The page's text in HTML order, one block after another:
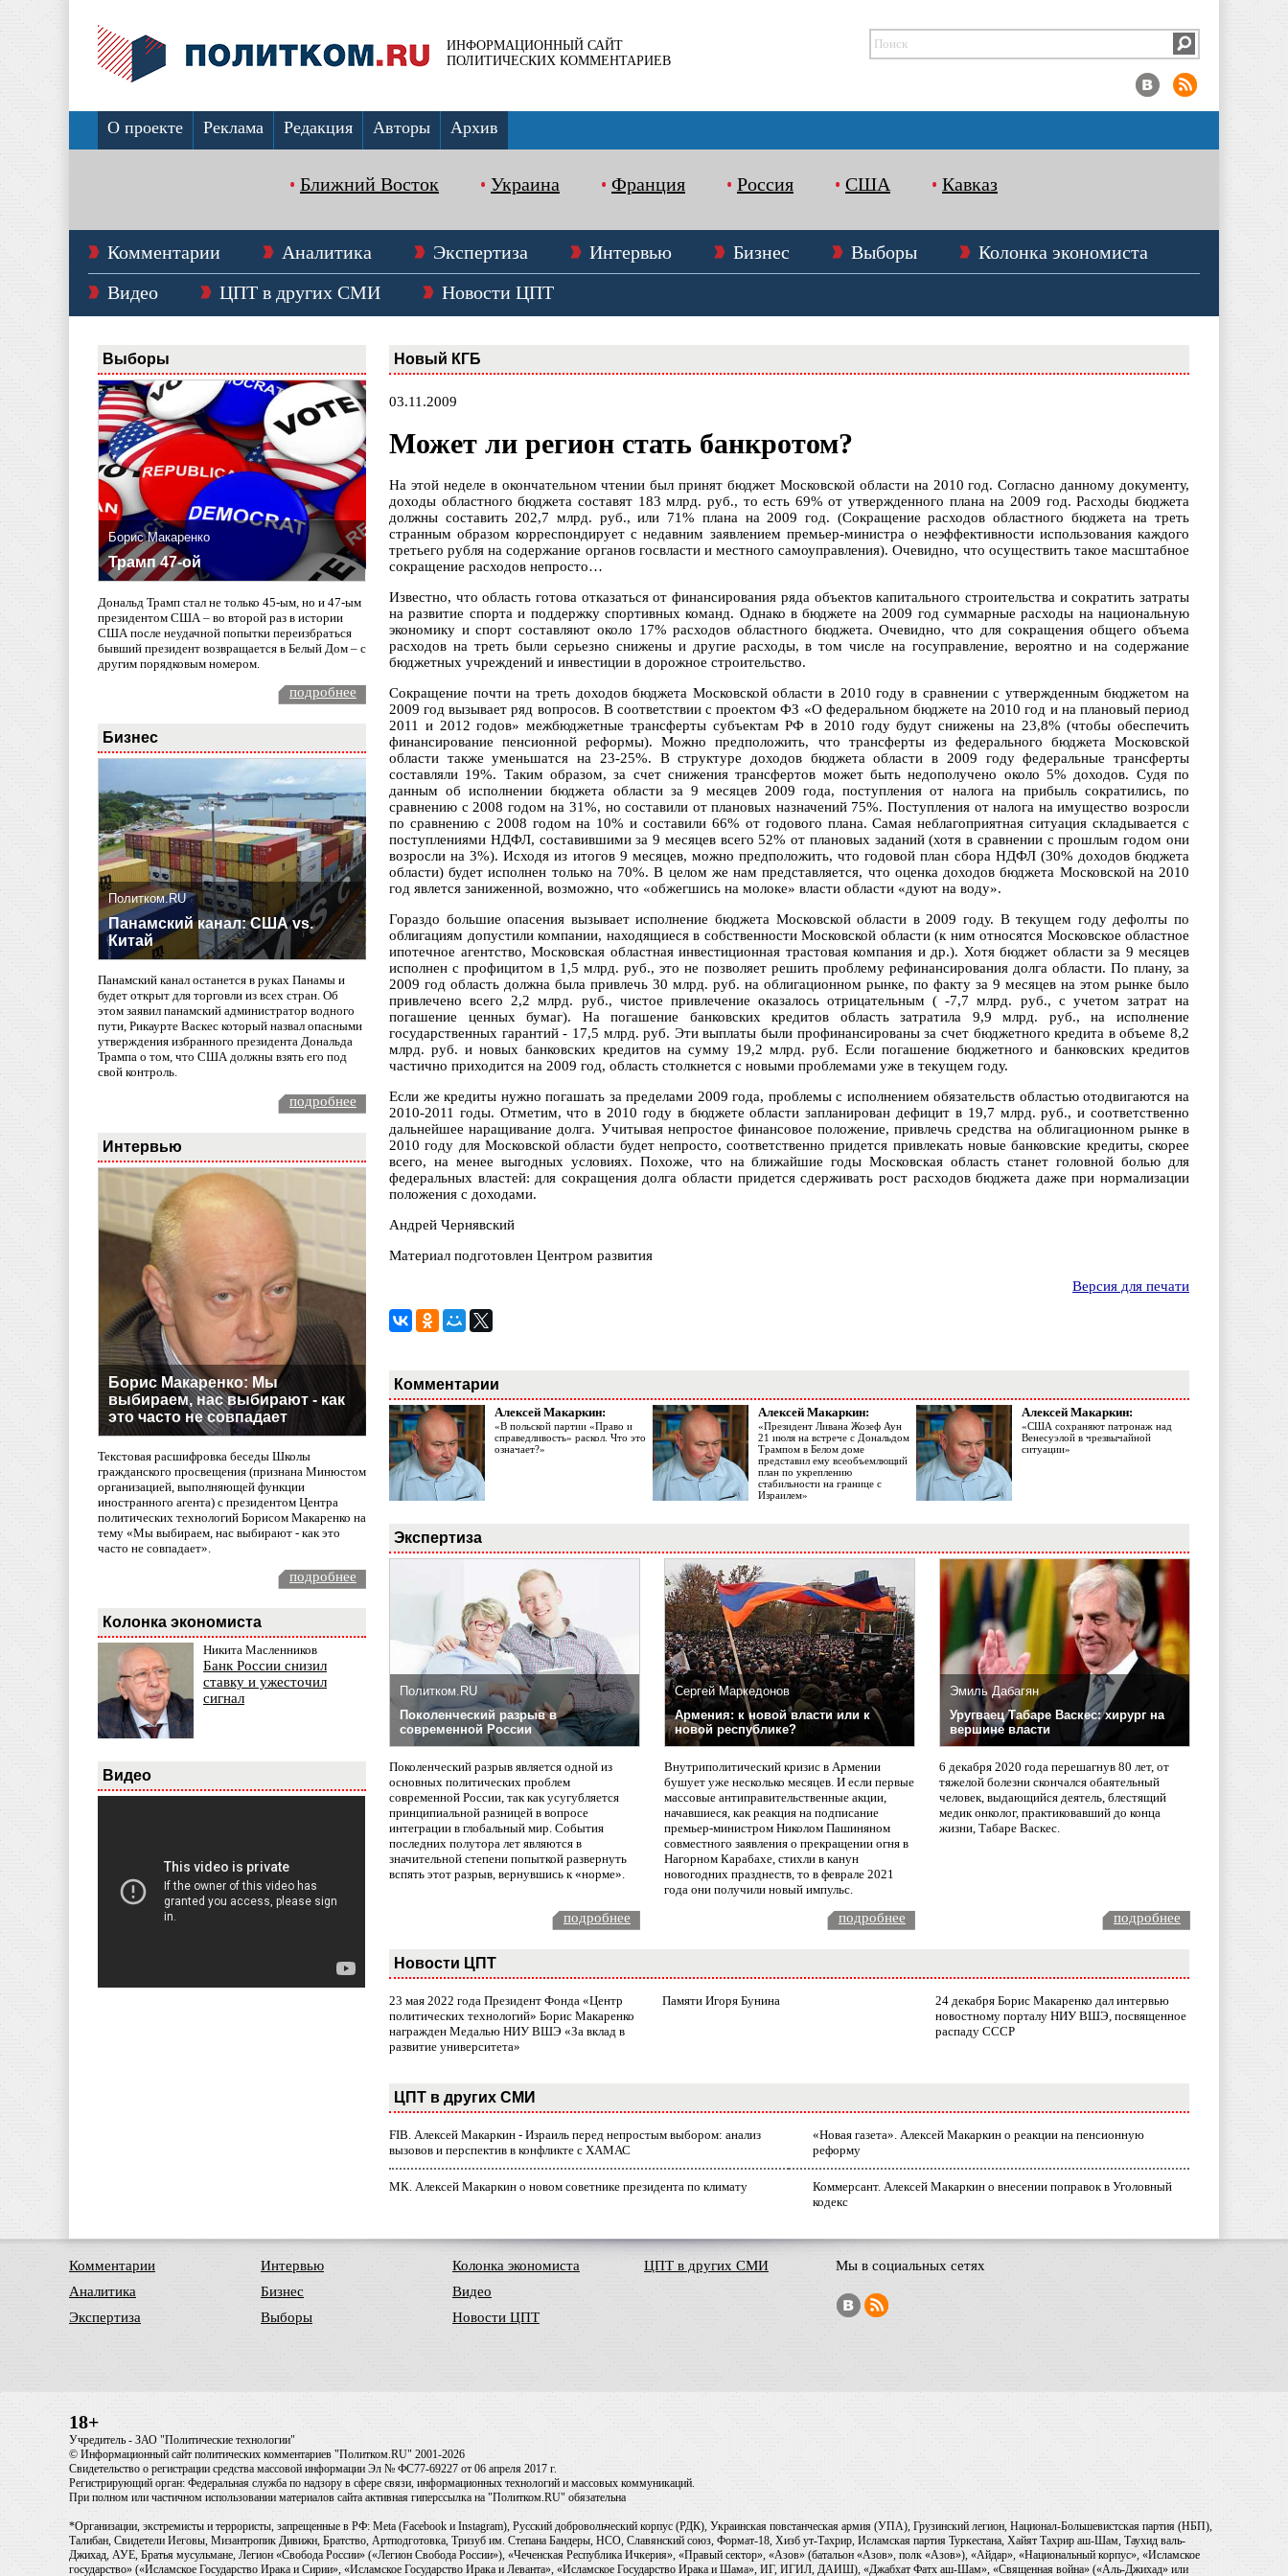
ИНФОРМАЦИОННЫЙ САЙТ
ПОЛИТИЧЕСКИХ КОММЕНТАРИЕВ
О проекте Реклама Редакция Авторы Архив
Ближний Восток Украина Франция Россия США Кавказ
Комментарии Аналитика Экспертиза Интервью Бизнес Выборы
Колонка экономиста
Видео
ЦПТ в других СМИ Новости ЦПТ
Выборы
Борис Макаренко
Трамп 47-ой
Дональд Трамп стал не только 45-ым, но и 47-ым
президентом США – во второй раз в истории
США после неудачной попытки переизбраться
бывший президент возвращается в Белый Дом – с
другим порядковым номером.
подробнее
Бизнес
Политком.RU
Панамский канал: США vs.
Китай
Панамский канал останется в руках Панамы и
будет открыт для торговли из всех стран. Об
этом заявил панамский администратор водного
пути, Рикаурте Васкес который назвал опасными
утверждения избранного президента Дональда
Трампа о том, что США должны взять его под
свой контроль.
подробнее
Интервью
Борис Макаренко: Мы
выбираем, нас выбирают - как
это часто не совпадает
Текстовая расшифровка беседы Школы
гражданского просвещения (признана Минюстом
организацией, выполняющей функции
иностранного агента) с президентом Центра
политических технологий Борисом Макаренко на
тему «Мы выбираем, нас выбирают - как это
часто не совпадает».
подробнее
Колонка экономиста
Никита Масленников
Банк России снизил
ставку и ужесточил
сигнал
Видео
Новый КГБ
03.11.2009
Может ли регион стать банкротом?
На этой неделе в окончательном чтении был принят бюджет Московской области на 2010 год. Согласно данному документу,
доходы областного бюджета составят 183 млрд. руб., то есть 69% от утвержденного плана на 2009 год. Расходы бюджета
должны составить 202,7 млрд. руб., или 71% плана на 2009 год. (Сокращение расходов областного бюджета на треть
странным образом корреспондирует с недавним заявлением премьер-министра о неэффективности использования каждого
третьего рубля на содержание органов госвласти и местного самоуправления). Очевидно, что осуществить такое масштабное
сокращение расходов непросто…
Известно, что область готова отказаться от финансирования ряда объектов капитального строительства и сократить затраты
на развитие спорта и поддержку спортивных команд. Однако в бюджете на 2009 год суммарные расходы на национальную
экономику и спорт составляют около 17% расходов областного бюджета. Очевидно, что для сокращения общего объема
расходов на треть были серьезно снижены и другие расходы, в том числе на госуправление, вероятно и на содержание
бюджетных учреждений и инвестиции в дорожное строительство.
Сокращение почти на треть доходов бюджета Московской области в 2010 году в сравнении с утвержденным бюджетом на
2009 год вызывает ряд вопросов. В соответствии с проектом ФЗ «О федеральном бюджете на 2010 год и на плановый период
2011 и 2012 годов» межбюджетные трансферты субъектам РФ в 2010 году будут снижены на 23,8% (чтобы обеспечить
финансирование пенсионной реформы). Можно предположить, что трансферты из федерального бюджета Московской
области также уменьшатся на 23-25%. В структуре доходов бюджета области в 2009 году федеральные трансферты
составляли 19%. Таким образом, за счет снижения трансфертов может быть недополучено около 5% доходов. Судя по
данным об исполнении бюджета области за 9 месяцев 2009 года, поступления от налога на прибыль сократились, по
сравнению с 2008 годом на 31%, но составили от плановых назначений 75%. Поступления от налога на имущество возросли
по сравнению с 2008 годом на 10% и составили 66% от годового плана. Самая неблагоприятная ситуация складывается с
поступлениями НДФЛ, составившими за 9 месяцев всего 52% от плановых заданий (хотя в сравнении с прошлым годом они
возросли на 3%). Исходя из итогов 9 месяцев, можно предположить, что годовой план сбора НДФЛ (30% доходов бюджета
области) будет исполнен только на 70%. В целом же нам представляется, что оценка доходов бюджета Московской на 2010
год явлется заниженной, возможно, что «обжегшись на молоке» власти области «дуют на воду».
Гораздо большие опасения вызывает исполнение бюджета Московской области в 2009 году. В текущем году дефолты по
облигациям допустили компании, находящиеся в собственности Московской области (к ним относятся Московское областное
ипотечное агентство, Московская областная инвестиционная трастовая компания и др.). Хотя бюджет области за 9 месяцев
исполнен с профицитом в 1,5 млрд. руб., это не позволяет решить проблему рефинансирования долга области. По плану, за
2009 год область должна была привлечь 30 млрд. руб. на облигационном рынке, по факту за 9 месяцев на этом рынке было
привлечено всего 2,2 млрд. руб., чистое привлечение оказалось отрицательным ( -7,7 млрд. руб., с учетом затрат на
погашение ценных бумаг). На погашение банковских кредитов область затратила 9,9 млрд. руб., на исполнение
государственных гарантий - 17,5 млрд. руб. Эти выплаты были профинансированы за счет бюджетного кредита в объеме 8,2
млрд. руб. и новых банковских кредитов на сумму 19,2 млрд. руб. Если погашение бюджетного и банковских кредитов
частично приходится на 2009 год, область столкнется с новыми проблемами уже в текущем году.
Если же кредиты нужно погашать за пределами 2009 года, проблемы с исполнением обязательств областью отодвигаются на
2010-2011 годы. Отметим, что в 2010 году в бюджете области запланирован дефицит в 19,7 млрд. руб., и соответственно
дальнейшее наращивание долга. Учитывая непростое финансовое положение, привлечь средства на облигационном рынке в
2010 году для Московской области будет непросто, соответственно придется привлекать новые банковские кредиты, скорее
всего, на менее выгодных условиях. Похоже, что на ближайшие годы Московская область станет головной болью для
федеральных властей: для сокращения долга области придется сдерживать рост расходов бюджета даже при нормализации
положения с доходами.
Андрей Чернявский
Материал подготовлен Центром развития
Версия для печати
Комментарии
Алексей Макаркин:
«В польской партии «Право и
справедливость» раскол. Что это
означает?»
Алексей Макаркин:
«Президент Ливана Жозеф Аун
21 июля на встрече с Дональдом
Трампом в Белом доме
представил ему всеобъемлющий
план по укреплению
стабильности на границе с
Израилем»
Алексей Макаркин:
«США сохраняют патронаж над
Венесуэлой в чрезвычайной
ситуации»
Экспертиза
Политком.RU
Поколенческий разрыв в
современной России
Поколенческий разрыв является одной из
основных политических проблем
современной России, так как усугубляется
принципиальной разницей в вопросе
интеграции в глобальный мир. События
последних полутора лет являются в
значительной степени попыткой развернуть
вспять этот разрыв, вернувшись к «норме».
Сергей Маркедонов
Армения: к новой власти или к
новой республике?
Внутриполитический кризис в Армении
бушует уже несколько месяцев. И если первые
массовые антиправительственные акции,
начавшиеся, как реакция на подписание
премьер-министром Николом Пашиняном
совместного заявления о прекращении огня в
Нагорном Карабахе, стихли в канун
новогодних празднеств, то в феврале 2021
года они получили новый импульс.
Эмиль Дабагян
Уругваец Табаре Васкес: хирург на
вершине власти
6 декабря 2020 года перешагнув 80 лет, от
тяжелой болезни скончался обаятельный
человек, выдающийся деятель, блестящий
медик онколог, практиковавший до конца
жизни, Табаре Васкес.
подробнее подробнее подробнее
Новости ЦПТ
23 мая 2022 года Президент Фонда «Центр
политических технологий» Борис Макаренко
награжден Медалью НИУ ВШЭ «За вклад в
развитие университета»
Памяти Игоря Бунина
24 декабря Борис Макаренко дал интервью
новостному порталу НИУ ВШЭ, посвященное
распаду СССР
ЦПТ в других СМИ
FIB. Алексей Макаркин - Израиль перед непростым выбором: анализ
вызовов и перспектив в конфликте с ХАМАС
«Новая газета». Алексей Макаркин о реакции на пенсионную
реформу
МК. Алексей Макаркин о новом советнике президента по климату
Коммерсант. Алексей Макаркин о внесении поправок в Уголовный
кодекс
Комментарии
Аналитика
Экспертиза
Интервью
Бизнес
Выборы
Колонка экономиста
Видео
Новости ЦПТ
ЦПТ в других СМИ Мы в социальных сетях
18+
Учредитель - ЗАО "Политические технологии"
© Информационный сайт политических комментариев "Политком.RU" 2001-2026
Свидетельство о регистрации средства массовой информации Эл № ФС77-69227 от 06 апреля 2017 г.
Регистрирующий орган: Федеральная служба по надзору в сфере связи, информационных технологий и массовых коммуникаций.
При полном или частичном использовании материалов сайта активная гиперссылка на "Политком.RU" обязательна
*Организации, экстремисты и террористы, запрещенные в РФ: Meta (Facebook и Instagram), Русский добровольческий корпус (РДК), Украинская повстанческая армия (УПА), Грузинский легион, Национал-Большевистская партия (НБП),
Талибан, Свидетели Иеговы, Мизантропик Дивижн, Братство, Артподготовка, Тризуб им. Степана Бандеры, НСО, Славянский союз, Формат-18, Хизб ут-Тахрир, Исламская партия Туркестана, Хайят Тахрир аш-Шам, Таухид валь-
Джихад, АУЕ, Братья мусульмане, Легион «Свобода России» («Легион Свобода России»), «Чеченская Республика Ичкерия», «Правый сектор», «Азов» (батальон «Азов», полк «Азов»), «Айдар», «Национальный корпус», «Исламское
государство» («Исламское Государство Ирака и Сирии», «Исламское Государство Ирака и Леванта», «Исламское Государство Ирака и Шама», ИГ, ИГИЛ, ДАИШ), «Джабхат Фатх аш-Шам», «Священная война» («Аль-Джихад» или